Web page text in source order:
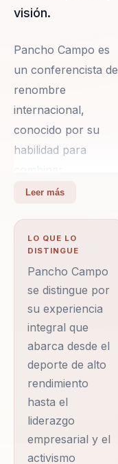
visión.
Pancho Campo es
un conferencista de
renombre
internacional,
conocido por su
habilidad para
experiencias
estrategias prácticas
que inspiran y
transforman. Con
más de 30 años de
experiencia, Pancho
ha liderado la
prestigiosa empresa
Chrand Events,
organizando eventos
globales con figuras
icónicas como
Barack Obama y Al
Leer más
LO QUE LO
DISTINGUE
Pancho Campo
se distingue por
su experiencia
integral que
abarca desde el
deporte de alto
rendimiento
hasta el
liderazgo
empresarial y el
activismo